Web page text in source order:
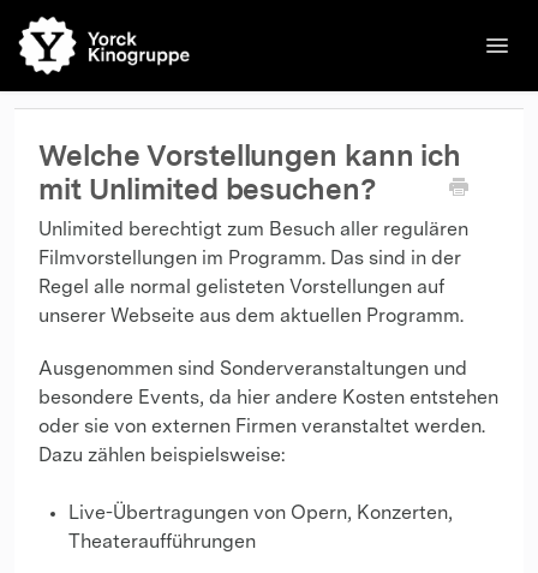
🌐English Kinos Filme Kontakt Kontakt
Welche Vorstellungen kann ich
mit Unlimited besuchen?
Unlimited berechtigt zum Besuch aller regulären
Filmvorstellungen im Programm. Das sind in der
Regel alle normal gelisteten Vorstellungen auf
unserer Webseite aus dem aktuellen Programm.
Ausgenommen sind Sonderveranstaltungen und
besondere Events, da hier andere Kosten entstehen
oder sie von externen Firmen veranstaltet werden.
Dazu zählen beispielsweise:
Live-Übertragungen von Opern, Konzerten,
Theateraufführungen